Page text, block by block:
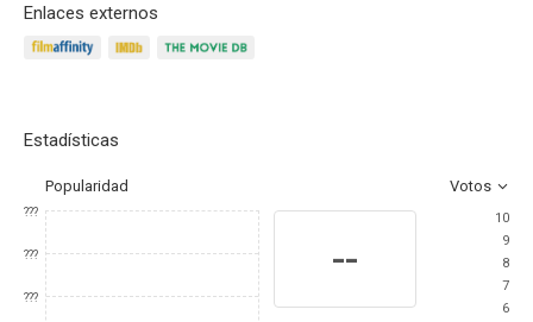
Enlaces externos
Estadísticas
Popularidad Votos
???
???
???
--
10
9
8
7
6